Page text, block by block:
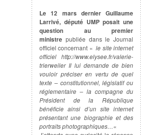
Le 12 mars dernier Guillaume
Larrivé, député UMP posait une
question au premier
ministre publiée dans le Journal
officiel concernant « le site internet
officiel http://www.elysee.fr/valerie-
trierweiler Il lui demande de bien
vouloir préciser en vertu de quel
texte – constitutionnel, législatif ou
réglementaire – la compagne du
Président de la République
bénéficie ainsi d’un site internet
présentant une biographie et des
portraits photographiques…«